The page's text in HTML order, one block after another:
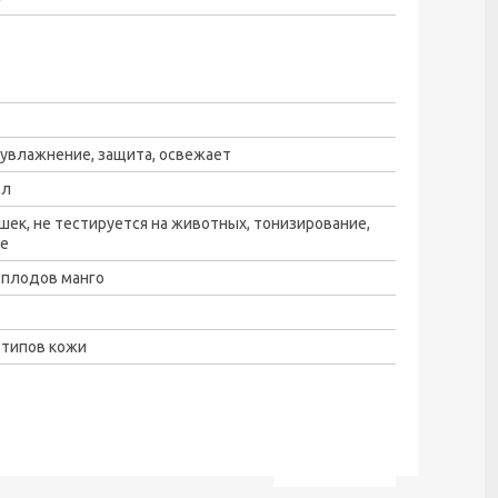
защита, освежает
не тестируется на животных, тонизирование,
плодов манго
кожи